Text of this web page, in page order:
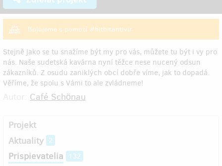
Bojujeme s pomocí #hithitantivir
Stejně jako se tu snažíme být my pro vás, můžete tu být i vy pro
nás. Naše sudetská kavárna nyní těžce nese nucený odsun
zákazníků. Z osudu zaniklých obcí dobře víme, jak to dopadá.
Věříme, že spolu s Vámi to ale zvládneme!
Café Schönau
Projekt
Aktuality 2
Prispievatelia 132